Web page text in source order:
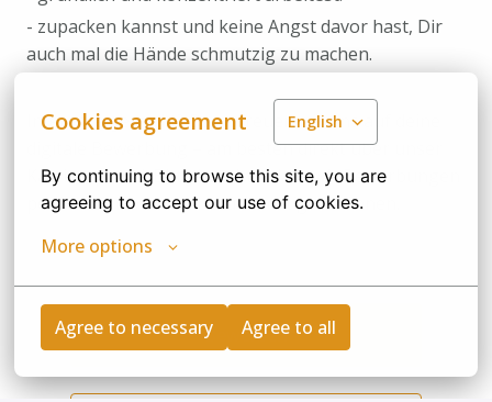
Cookies agreement English
By continuing to browse this site, you are
agreeing to accept our use of cookies.
More options
Agree to necessary Agree to all
- zupacken kannst und keine Angst davor hast, Dir
auch mal die Hände schmutzig zu machen.
Interesse geweckt? Dann freuen wir uns auf deine
digitale Bewerbung – am besten direkt über unser
Karriereportal. Bitte beachte, dass wir Bewerbungen
per Post leider nicht berücksichtigen können.
Bewerben